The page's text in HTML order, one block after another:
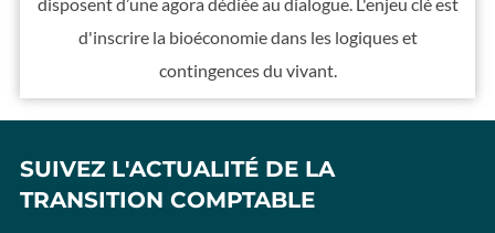
d'inscrire la bioéconomie dans les logiques et
contingences du vivant.
SUIVEZ L'ACTUALITÉ DE LA
TRANSITION COMPTABLE